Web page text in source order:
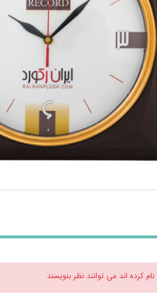
کرده اند می توانند نظر بنویسند